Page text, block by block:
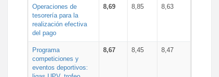
Operaciones de
tesorería para la
realización efectiva
del pago
8,69 8,85 8,63
Programa
competiciones y
eventos deportivos:
8,67 8,45 8,47